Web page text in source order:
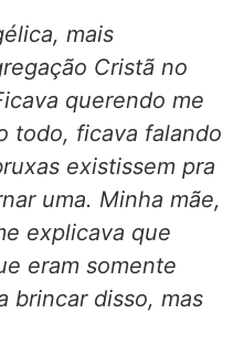
mais
Cristã no
querendo me
todo, ficava falando
existissem pra
uma. Minha mãe,
explicava que
eram somente
brincar disso, mas